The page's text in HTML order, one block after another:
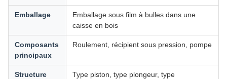
Emballage
Emballage sous film à bulles dans une
caisse en bois
Composants
principaux
Roulement, récipient sous pression, pompe
Structure
Type piston, type plongeur, type